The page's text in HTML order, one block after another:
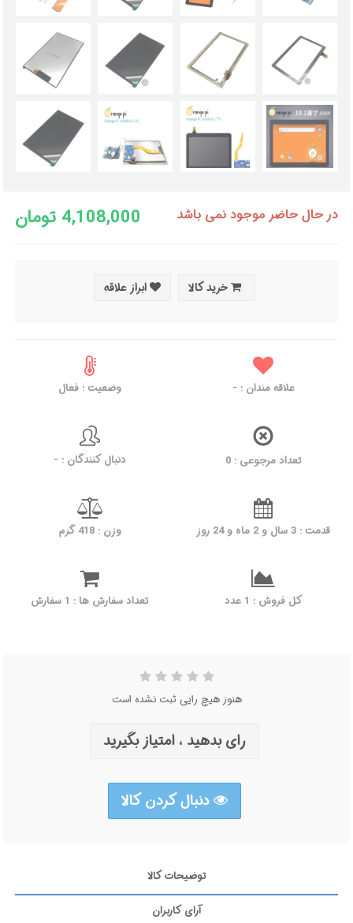
4,108,000 تومان در حال حاضر موجود نمی باشد
خرید کالا ابراز علاقه
علاقه مندان : - وضعیت : فعال
تعداد مرجوعی : 0 دنبال کنندگان : -
قدمت : 3 سال و 2 ماه و 24 روز وزن : 418 گرم
کل فروش : 1 عدد تعداد سفارش ها : 1 سفارش
هنوز هیچ رایی ثبت نشده است
رای بدهید ، امتیاز بگیرید
دنبال کردن کالا
توضیحات کالا
آرای کاربران